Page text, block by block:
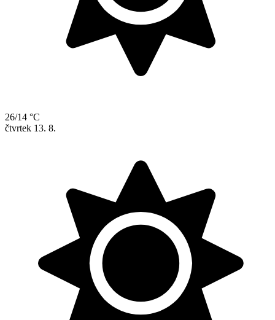
26/14 °C
čtvrtek 13. 8.